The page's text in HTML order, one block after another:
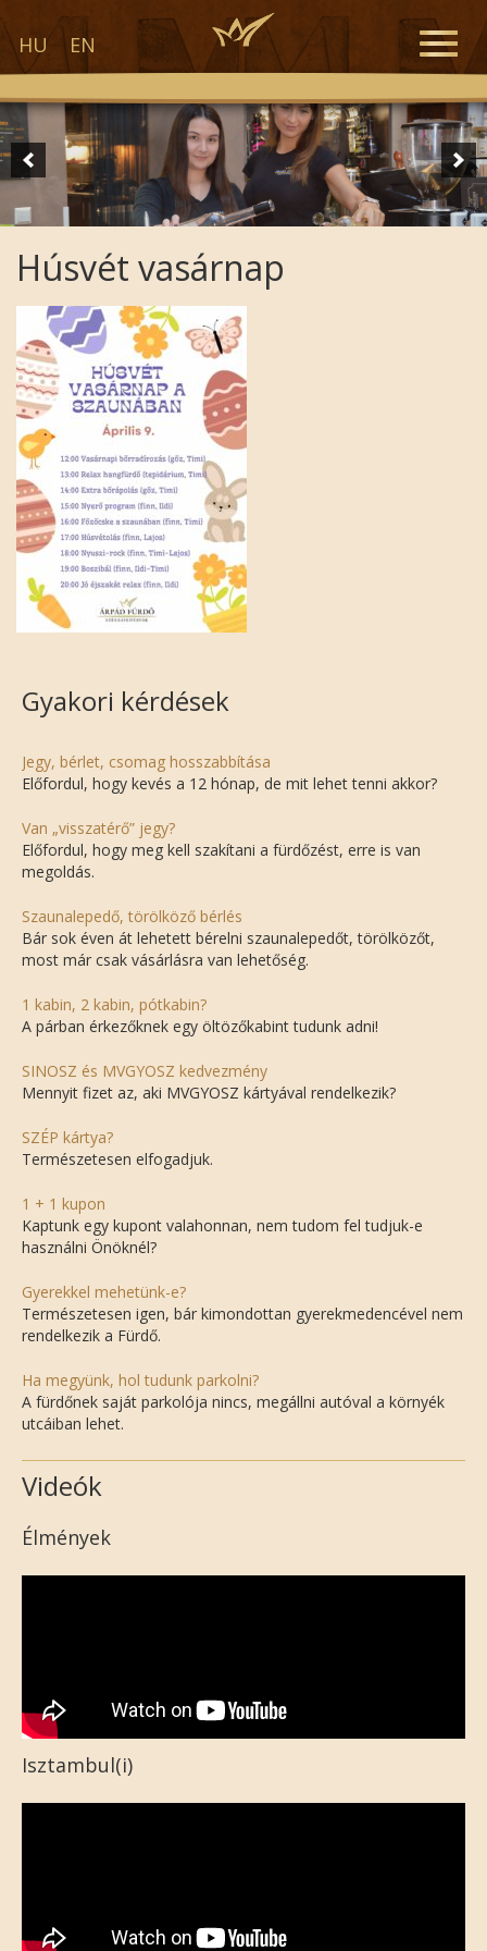
HU EN
Toggle
Húsvét vasárnap
Gyakori kérdések
Jegy, bérlet, csomag hosszabbítása
Előfordul, hogy kevés a 12 hónap, de mit lehet tenni akkor?
Van „visszatérő” jegy?
Előfordul, hogy meg kell szakítani a fürdőzést, erre is van
megoldás.
Szaunalepedő, törölköző bérlés
Bár sok éven át lehetett bérelni szaunalepedőt, törölközőt,
most már csak vásárlásra van lehetőség.
1 kabin, 2 kabin, pótkabin?
A párban érkezőknek egy öltözőkabint tudunk adni!
SINOSZ és MVGYOSZ kedvezmény
Mennyit fizet az, aki MVGYOSZ kártyával rendelkezik?
SZÉP kártya?
Természetesen elfogadjuk.
1 + 1 kupon
Kaptunk egy kupont valahonnan, nem tudom fel tudjuk-e
használni Önöknél?
Gyerekkel mehetünk-e?
Természetesen igen, bár kimondottan gyerekmedencével nem
rendelkezik a Fürdő.
Ha megyünk, hol tudunk parkolni?
A fürdőnek saját parkolója nincs, megállni autóval a környék
utcáiban lehet.
Videók
Élmények
Isztambul(i)